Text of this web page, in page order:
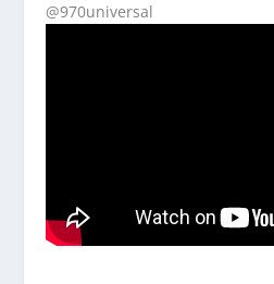
@970universal